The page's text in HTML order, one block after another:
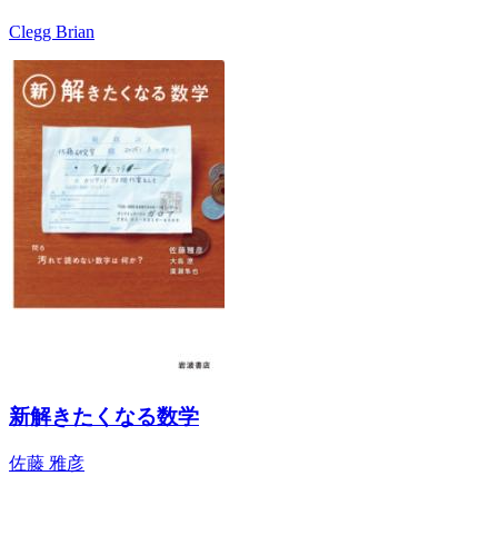
Clegg Brian
新解きたくなる数学
佐藤 雅彦